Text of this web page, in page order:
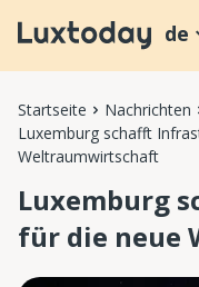
de
Startseite Nachrichten
Luxemburg schafft
Weltraumwirtschaft
Luxemburg
für die neue